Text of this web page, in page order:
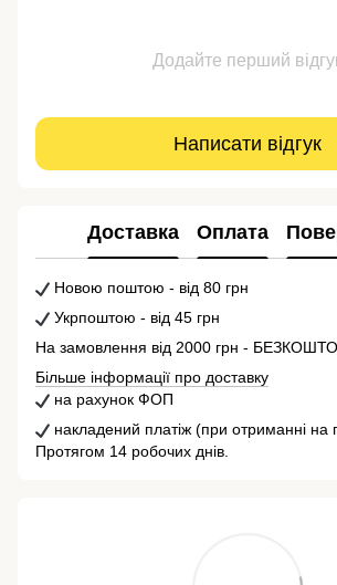
Додайте перший
Написати відгук
Доставка Оплата
Новою поштою - від 80 грн
Укрпоштою - від 45 грн
На замовлення від 2000 грн -
Більше інформації про доставку
на рахунок ФОП
накладений платіж (при отриманні на
Протягом 14 робочих днів.